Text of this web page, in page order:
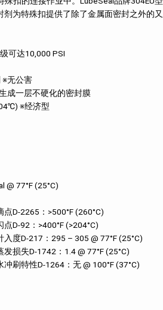
为特殊扣提供了除了金属面密封之外的又
可达10,000 PSI
※无公害
成一层不硬化的密封膜
※经济型
77°F (25°C)
D-2265：>500°F (260°C)
D-92：>400°F (>204°C)
度D-217：295 – 305 @ 77°F (25°C)
损失D-1742：1.4 @ 77°F (25°C)
刷特性D-1264：无 @ 100°F (37°C)